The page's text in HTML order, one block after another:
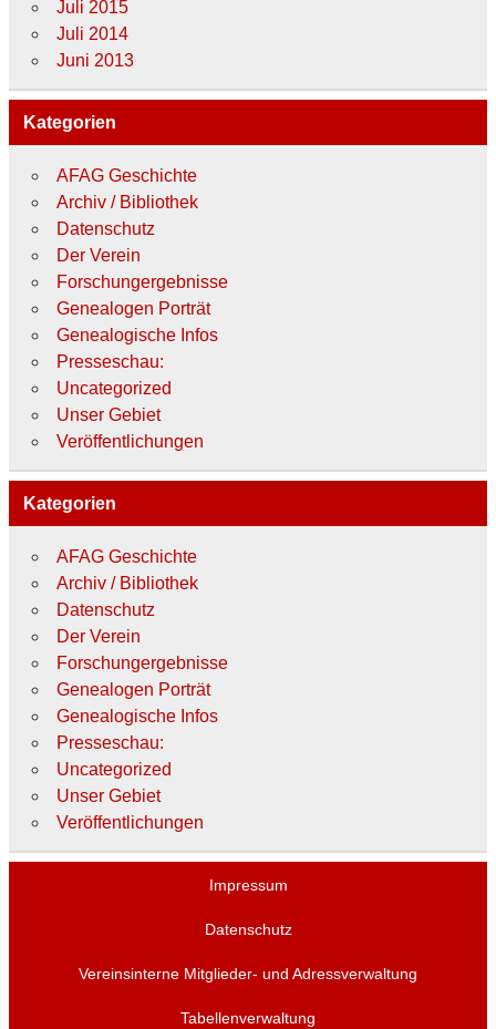
Juli 2015
Juli 2014
Juni 2013
Kategorien
AFAG Geschichte
Archiv / Bibliothek
Datenschutz
Der Verein
Forschungergebnisse
Genealogen Porträt
Genealogische Infos
Presseschau:
Uncategorized
Unser Gebiet
Veröffentlichungen
Kategorien
AFAG Geschichte
Archiv / Bibliothek
Datenschutz
Der Verein
Forschungergebnisse
Genealogen Porträt
Genealogische Infos
Presseschau:
Uncategorized
Unser Gebiet
Veröffentlichungen
Impressum
Datenschutz
Vereinsinterne Mitglieder- und Adressverwaltung
Tabellenverwaltung